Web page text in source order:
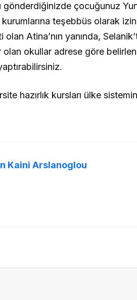
çocuğunuz
teşebbüs olarak
Atina’nın yanında,
olan okullar adrese göre
hazırlık kursları ülke
Kaini Arslanoglou